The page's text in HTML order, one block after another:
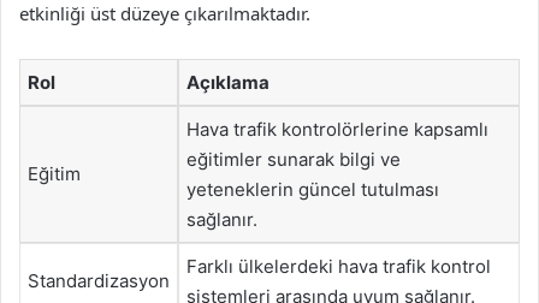
etkinliği üst düzeye çıkarılmaktadır.
Rol Açıklama
Eğitim
Hava trafik kontrolörlerine kapsamlı
eğitimler sunarak bilgi ve
yeteneklerin güncel tutulması
sağlanır.
Standardizasyon
Farklı ülkelerdeki hava trafik kontrol
sistemleri arasında uyum sağlanır.